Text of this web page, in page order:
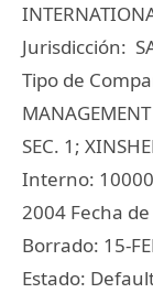
Jurisdicción:
Tipo de
SEC. 1;
Interno:
2004 Fecha
Borrado: 15-
Estado: